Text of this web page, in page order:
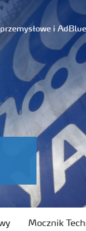
i AdBlue
Mocznik